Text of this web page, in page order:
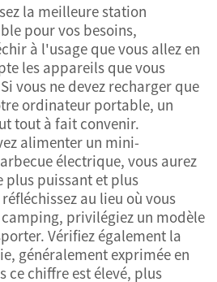
la meilleure station
pour vos besoins,
à l'usage que vous allez en
les appareils que vous
vous ne devez recharger que
ordinateur portable, un
tout à fait convenir.
alimenter un mini-
électrique, vous aurez
puissant et plus
au lieu où vous
privilégiez un modèle
Vérifiez également la
généralement exprimée en
ce chiffre est élevé, plus